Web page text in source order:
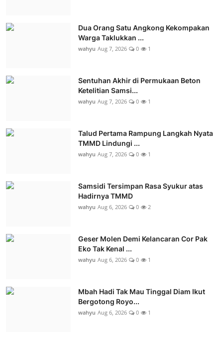
Dua Orang Satu Angkong Kekompakan
Warga Taklukkan ...
wahyu Aug 7, 2026 0 1
Sentuhan Akhir di Permukaan Beton
Ketelitian Samsi...
wahyu Aug 7, 2026 0 1
Talud Pertama Rampung Langkah Nyata
TMMD Lindungi ...
wahyu Aug 7, 2026 0 1
Samsidi Tersimpan Rasa Syukur atas
Hadirnya TMMD
wahyu Aug 6, 2026 0 2
Geser Molen Demi Kelancaran Cor Pak
Eko Tak Kenal ...
wahyu Aug 6, 2026 0 1
Mbah Hadi Tak Mau Tinggal Diam Ikut
Bergotong Royo...
wahyu Aug 6, 2026 0 1